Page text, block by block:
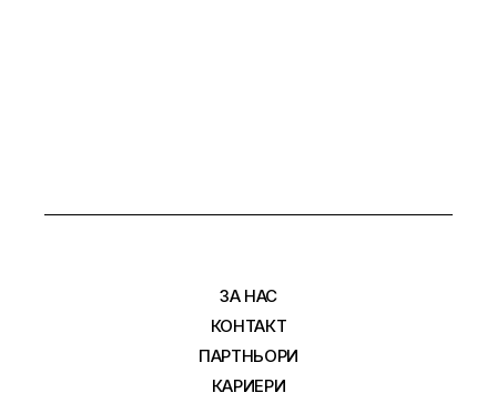
ЗА НАС
КОНТАКТ
ПАРТНЬОРИ
КАРИЕРИ